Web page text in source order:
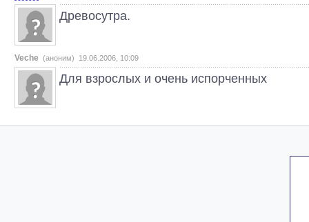
Древосутра.
Veche (аноним) 19.06.2006, 10:09
Для взрослых и очень испорченных